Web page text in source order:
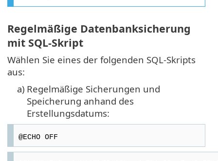
Regelmäßige Datenbanksicherung
mit SQL-Skript
Wählen Sie eines der folgenden SQL-Skripts
aus:
a) Regelmäßige Sicherungen und
Speicherung anhand des
Erstellungsdatums:
@ECHO OFF